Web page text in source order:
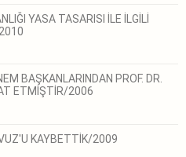
YASA TASARISI İLE İLGİLİ
BAŞKANLARINDAN PROF. DR.
ETMİŞTİR/2006
KAYBETTİK/2009